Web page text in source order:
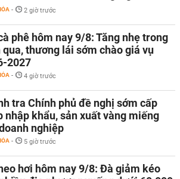
- 2 giờ trước
phê hôm nay 9/8: Tăng nhẹ trong
qua, thương lái sớm chào giá vụ
2027
- 4 giờ trước
tra Chính phủ đề nghị sớm cấp
nhập khẩu, sản xuất vàng miếng
nghiệp
- 5 giờ trước
hơi hôm nay 9/8: Đà giảm kéo